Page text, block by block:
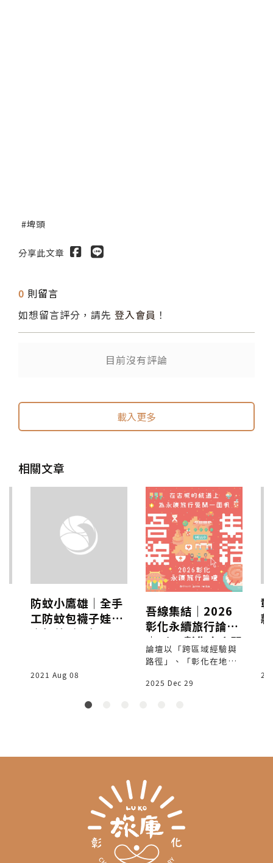
埤頭
分享此文章
0 則留言
如想留言評分，請先 登入會員 ！
目前沒有評論
載入更多
相關文章
防蚊小鷹雄│全手
工防蚊包襪子娃娃
│超美形！超可
2021 Aug 08
吾線集結｜2026
彰化永續旅行論壇
｜1/24彰化高賓閣
論壇以「跨區域經驗與
路徑」、「彰化在地實
自各地的實踐者共同探
2025 Dec 29